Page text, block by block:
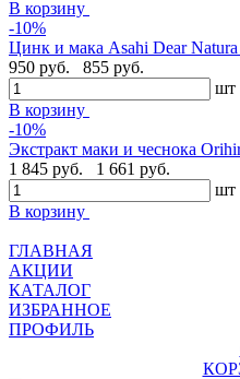
В корзину
-10%
Цинк и мака Asahi Dear
950 руб.
855 руб.
шт
В корзину
-10%
Экстракт маки и чеснока
1 845 руб.
1 661 руб.
шт
В корзину
ГЛАВНАЯ
АКЦИИ
КАТАЛОГ
ИЗБРАННОЕ
ПРОФИЛЬ